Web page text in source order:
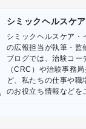
シミックヘルスケ
シミックヘルスケア・
の広報担当が執筆・監
ブログでは、治験コー
（CRC）や治験事務
ど、私たちの仕事や
のお役立ち情報などを